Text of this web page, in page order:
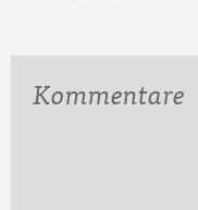
Kommentare